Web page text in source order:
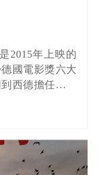
2015年上映的
國電影獎六大
西德擔任檢察
要喚起正義的